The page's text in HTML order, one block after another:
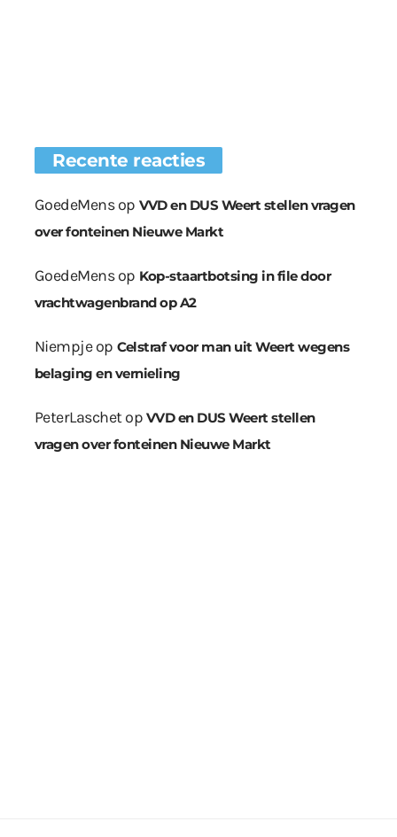
Recente reacties
GoedeMensop VVD en DUS Weert stellen vragen
over fonteinen Nieuwe Markt
GoedeMensop Kop-staartbotsing in file door
vrachtwagenbrand op A2
Niempjeop Celstraf voor man uit Weert wegens
belaging en vernieling
PeterLaschetop VVD en DUS Weert stellen
vragen over fonteinen Nieuwe Markt